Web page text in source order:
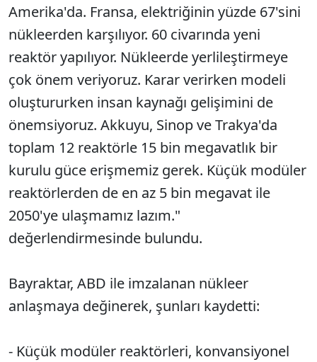
Amerika'da. Fransa, elektriğinin yüzde 67'sini
nükleerden karşılıyor. 60 civarında yeni
reaktör yapılıyor. Nükleerde yerlileştirmeye
çok önem veriyoruz. Karar verirken modeli
oluştururken insan kaynağı gelişimini de
önemsiyoruz. Akkuyu, Sinop ve Trakya'da
toplam 12 reaktörle 15 bin megavatlık bir
kurulu güce erişmemiz gerek. Küçük modüler
reaktörlerden de en az 5 bin megavat ile
2050'ye ulaşmamız lazım."
değerlendirmesinde bulundu.
Bayraktar, ABD ile imzalanan nükleer
anlaşmaya değinerek, şunları kaydetti:
- Küçük modüler reaktörleri, konvansiyonel